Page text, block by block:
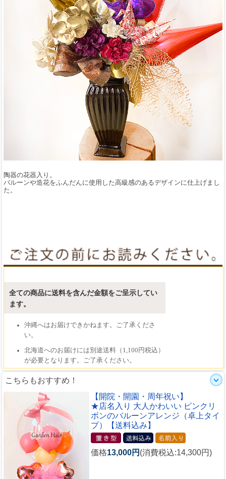
陶器の花器入り。
バルーンや造花をふんだんに使用した高級感のあるデザインに仕上げまし
た。
こちらもおすすめ！
【開院・開園・周年祝い】
★店名入り 大人かわいい ピンクリ
ボンのバルーンアレンジ（卓上タイ
プ）【送料込み】
価格13,000円 (消費税込:14,300円)